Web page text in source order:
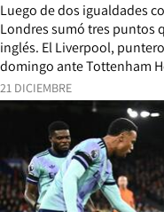
21 DICIEMBRE
Luego de dos igualdades
Londres sumó tres puntos
inglés. El Liverpool,
domingo ante Tottenham